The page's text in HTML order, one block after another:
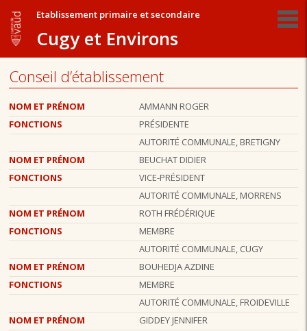
Etablissement primaire et secondaire
Cugy et Environs
Conseil d’établissement
NOM ET PRÉNOM
AMMANN ROGER
FONCTIONS
PRÉSIDENTE
AUTORITÉ COMMUNALE, BRETIGNY
NOM ET PRÉNOM
BEUCHAT DIDIER
FONCTIONS
VICE-PRÉSIDENT
AUTORITÉ COMMUNALE, MORRENS
NOM ET PRÉNOM
ROTH FRÉDÉRIQUE
FONCTIONS
MEMBRE
AUTORITÉ COMMUNALE, CUGY
NOM ET PRÉNOM
BOUHEDJA AZDINE
FONCTIONS
MEMBRE
AUTORITÉ COMMUNALE, FROIDEVILLE
NOM ET PRÉNOM
GIDDEY JENNIFER